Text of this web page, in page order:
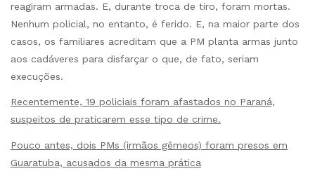
reagiram armadas. E, durante troca de tiro, foram mortas.
Nenhum policial, no entanto, é ferido. E, na maior parte dos
casos, os familiares acreditam que a PM planta armas junto
aos cadáveres para disfarçar o que, de fato, seriam
execuções.
Recentemente, 19 policiais foram afastados no Paraná,
suspeitos de praticarem esse tipo de crime.
Pouco antes, dois PMs (irmãos gêmeos) foram presos em
Guaratuba, acusados da mesma prática